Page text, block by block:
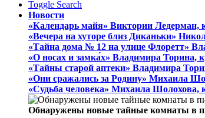
Toggle Search
Новости
«Календарь майя» Виктории Ледерман,
«Вечера на хуторе близ Диканьки»
«Тайна дома № 12 на улице Флоретт»
«О носах и замка́х» Владимира Торина,
«Тайны старой аптеки» Владимира
«Они сражались за Родину» Михаила
«Судьба человека» Михаила Шолохова,
Обнаружены новые тайные комнаты в